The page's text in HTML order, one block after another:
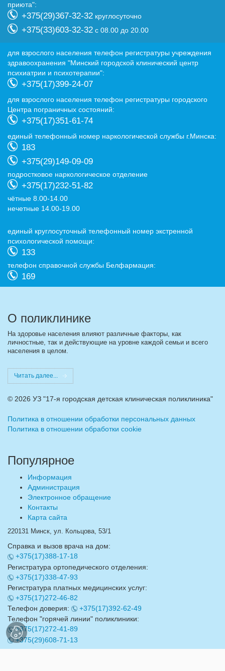
приюта":
+375(29)367-32-32 круглосуточно
+375(33)603-32-32 с 08.00 до 20.00
для взрослого населения телефон регистратуры учреждения
здравоохранения "Минский городской клинический центр
психиатрии и психотерапии":
+375(17)399-24-07
для взрослого населения телефон регистратуры городского
Центра пограничных состояний:
+375(17)351-61-74
eдиный телефонный номер наркологической службы г.Минска:
183
+375(29)149-09-09
подростковое наркологическое отделение
+375(17)232-51-82
чётные 8.00-14.00
нечетные 14.00-19.00
eдиный круглосуточный телефонный номер экстренной
психологической помощи:
133
телефон справочной службы Белфармация:
169
О поликлинике
На здоровье населения влияют различные факторы, как
личностные, так и действующие на уровне каждой семьи и всего
населения в целом.
Читать далее...
© 2026 УЗ "17-я городская детская клиническая поликлиника"
Политика в отношении обработки персональных данных
Политика в отношении обработки cookie
Популярное
Информация
Администрация
Электронное обращение
Контакты
Карта сайта
220131 Минск, ул. Кольцова, 53/1
Справка и вызов врача на дом:
+375(17)388-17-18
Регистратура ортопедического отделения:
+375(17)338-47-93
Регистратура платных медицинских услуг:
+375(17)272-46-82
Телефон доверия:
+375(17)392-62-49
Телефон "горячей линии" поликлиники:
+375(17)272-41-89
+375(29)608-71-13